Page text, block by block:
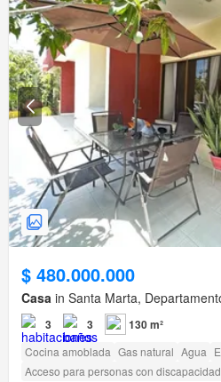
$ 480.000.000
Casa in Santa Marta,
3 3 130 m²
Cocina amoblada Gas natural Agua
Acceso para personas con discapacidad